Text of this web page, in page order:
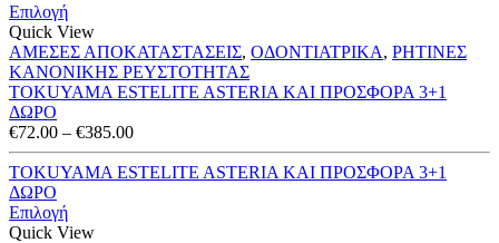
Επιλογή
Quick View
ΑΜΕΣΕΣ ΑΠΟΚΑΤΑΣΤΑΣΕΙΣ, ΟΔΟΝΤΙΑΤΡΙΚΑ, ΡΗΤΙΝΕΣ
ΚΑΝΟΝΙΚΗΣ ΡΕΥΣΤΟΤΗΤΑΣ
TOKUYAMA ESTELITE ASTERIA ΚΑΙ ΠΡΟΣΦΟΡΑ 3+1
ΔΩΡΟ
€72.00 – €385.00Price
range:
€72.00
TOKUYAMA ESTELITE ASTERIA ΚΑΙ ΠΡΟΣΦΟΡΑ 3+1
ΔΩΡΟ
Επιλογή
Quick View